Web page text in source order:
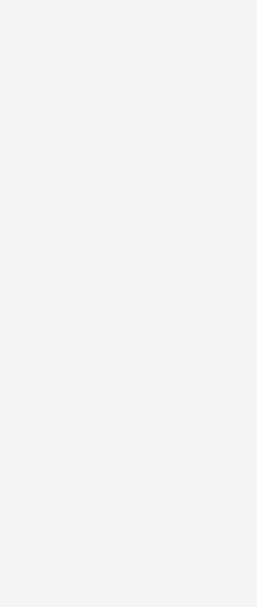
Emission: 114 g/km; CO₂-